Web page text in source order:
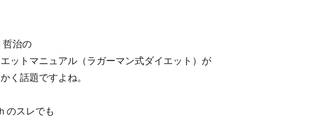
哲治の
ットマニュアル（ラガーマン式ダイエット）が
く話題ですよね。
のスレでも